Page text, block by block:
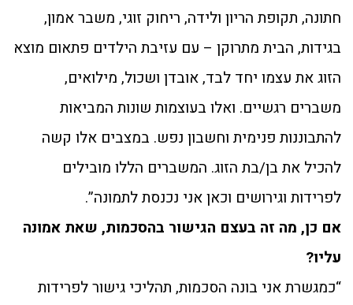
חתונה, תקופת הריון ולידה, ריחוק זוגי, משבר אמון,
בגידות, הבית מתרוקן – עם עזיבת הילדים פתאום מוצא
הזוג את עצמו יחד לבד, אובדן ושכול, מילואים,
משברים רגשיים. ואלו בעוצמות שונות המביאות
להתבוננות פנימית וחשבון נפש. במצבים אלו קשה
להכיל את בן/בת הזוג. המשברים הללו מובילים
לפרידות וגירושים וכאן אני נכנסת לתמונה”.
אם כן, מה זה בעצם הגישור בהסכמות, שאת אמונה
עליו?
“כמגשרת אני בונה הסכמות, תהליכי גישור לפרידות